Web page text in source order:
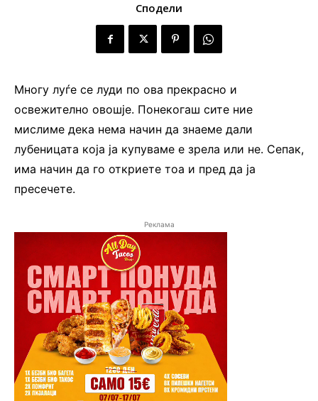
Сподели
Многу луѓе се луди по ова прекрасно и
освежително овошје. Понекогаш сите ние
мислиме дека нема начин да знаеме дали
лубеницата која ја купуваме е зрела или не. Сепак,
има начин да го откриете тоа и пред да ја
пресечете.
Реклама